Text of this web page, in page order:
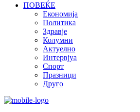
ПОВЕЌЕ
Економија
Политика
Здравје
Колумни
Актуелно
Интервјуа
Спорт
Празници
Друго